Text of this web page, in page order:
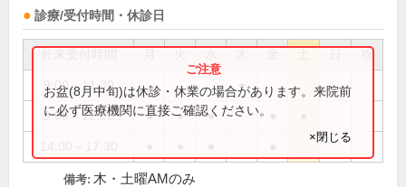
診療/受付時間・休診日
祝
9:00～11:30 ●
9:00～12:00 ● ● ●
お盆(8月中旬)は休診・休業の場合があります。来院前
に必ず医療機関に直接ご確認ください。
×閉じる
備考: 木・土曜AMのみ